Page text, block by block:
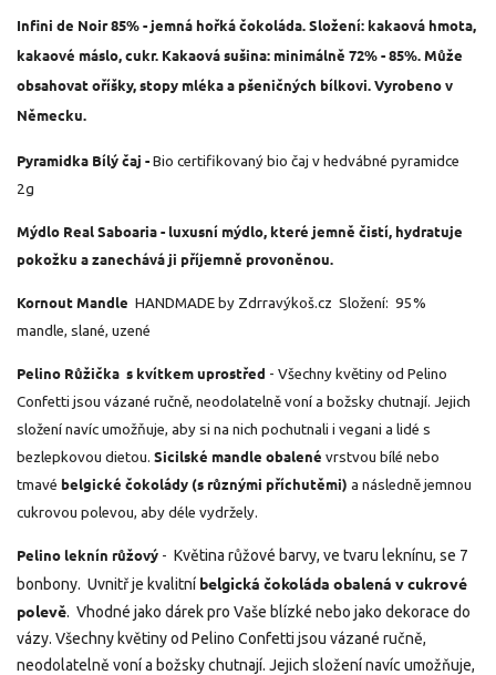
Infini de Noir 85% - jemná hořká čokoláda. Složení: kakaová hmota,
kakaové máslo, cukr. Kakaová sušina: minimálně 72% - 85%. Může
obsahovat oříšky, stopy mléka a pšeničných bílkovi. Vyrobeno v
Německu.
Pyramidka Bílý čaj - Bio certifikovaný bio čaj v hedvábné pyramidce
2g
Mýdlo Real Saboaria - luxusní mýdlo, které jemně čistí, hydratuje
pokožku a zanechává ji příjemně provoněnou.
Kornout Mandle HANDMADE by Zdrravýkoš.cz Složení: 95%
mandle, slané, uzené
Pelino Růžička s kvítkem uprostřed - Všechny květiny od Pelino
Confetti jsou vázané ručně, neodolatelně voní a božsky chutnají. Jejich
složení navíc umožňuje, aby si na nich pochutnali i vegani a lidé s
bezlepkovou dietou. Sicilské mandle obalené vrstvou bílé nebo
tmavé belgické čokolády (s různými příchutěmi) a následně jemnou
cukrovou polevou, aby déle vydržely.
Pelino leknín růžový - Květina růžové barvy, ve tvaru leknínu, se 7
bonbony. Uvnitř je kvalitní belgická čokoláda obalená v cukrové
polevě. Vhodné jako dárek pro Vaše blízké nebo jako dekorace do
vázy. Všechny květiny od Pelino Confetti jsou vázané ručně,
neodolatelně voní a božsky chutnají. Jejich složení navíc umožňuje,